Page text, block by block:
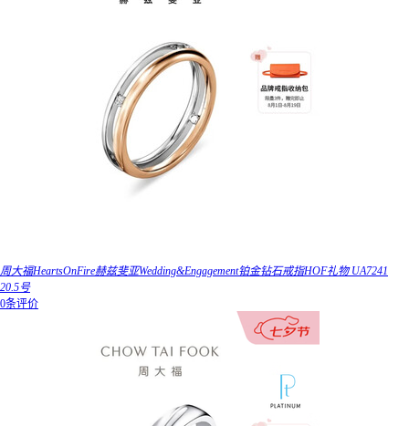
周大福HeartsOnFire赫兹斐亚Wedding&Engagement铂金钻石戒指HOF礼物 UA7241
20.5号
0条评价